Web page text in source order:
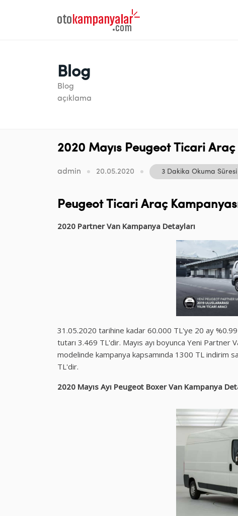
Blog
Blog
açıklama
2020 Mayıs Peugeot Ticari Araç
admin 20.05.2020 3 Dakika Okuma Süresi
Peugeot Ticari Araç
2020 Partner Van Kampanya Detayları
31.05.2020 tarihine kadar 60.000 TL'ye 20 ay %0.99
tutarı 3.469 TL'dir. Mayıs ayı boyunca Yeni
modelinde kampanya kapsamında 1300 TL indirim
TL'dir.
2020 Mayıs Ayı Peugeot Boxer Van Kampanya